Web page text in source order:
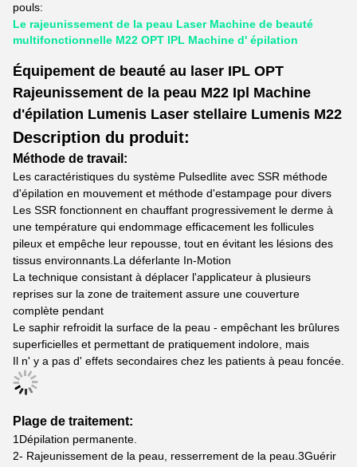
pouls:
Le rajeunissement de la peau Laser Machine de beauté
multifonctionnelle M22 OPT IPL Machine d' épilation
Équipement de beauté au laser IPL OPT
Rajeunissement de la peau M22 Ipl Machine
d'épilation Lumenis Laser stellaire Lumenis M22
Description du produit:
Méthode de travail:
Les caractéristiques du système Pulsedlite avec SSR méthode
d'épilation en mouvement et méthode d'estampage pour divers
Les SSR fonctionnent en chauffant progressivement le derme à
une température qui endommage efficacement les follicules
pileux et empêche leur repousse, tout en évitant les lésions des
tissus environnants.La déferlante In-Motion
La technique consistant à déplacer l'applicateur à plusieurs
reprises sur la zone de traitement assure une couverture
complète pendant
Le saphir refroidit la surface de la peau - empêchant les brûlures
superficielles et permettant de pratiquement indolore, mais
Il n' y a pas d' effets secondaires chez les patients à peau foncée.
Plage de traitement:
1Dépilation permanente.
2- Rajeunissement de la peau, resserrement de la peau.3Guérir